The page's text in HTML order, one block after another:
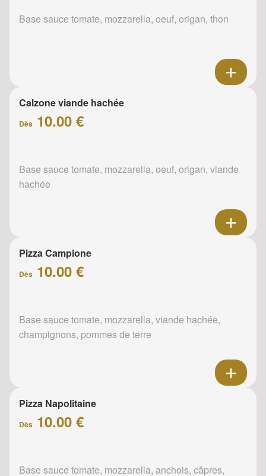
Base sauce tomate, mozzarella, oeuf, origan, thon
Calzone viande hachée
Dès 10.00 €
Base sauce tomate, mozzarella, oeuf, origan, viande
hachée
Pizza Campione
Dès 10.00 €
Base sauce tomate, mozzarella, viande hachée,
champignons, pommes de terre
Pizza Napolitaine
Dès 10.00 €
Base sauce tomate, mozzarella, anchois, câpres,